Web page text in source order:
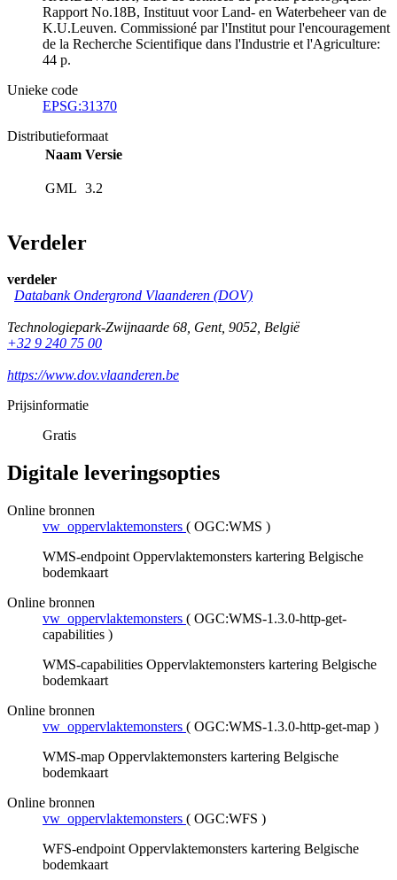
Rapport No.18B, Instituut voor Land- en Waterbeheer van de
K.U.Leuven. Commissioné par l'Institut pour l'encouragement
de la Recherche Scientifique dans l'Industrie et l'Agriculture:
44 p.
Unieke code
EPSG:31370
Distributieformaat
Naam Versie
GML 3.2
Verdeler
verdeler
Databank Ondergrond Vlaanderen (DOV)
Technologiepark-Zwijnaarde 68, Gent, 9052, België
+32 9 240 75 00
https://www.dov.vlaanderen.be
Prijsinformatie
Gratis
Digitale leveringsopties
Online bronnen
vw_oppervlaktemonsters ( OGC:WMS )
WMS-endpoint Oppervlaktemonsters kartering Belgische
bodemkaart
Online bronnen
vw_oppervlaktemonsters ( OGC:WMS-1.3.0-http-get-
capabilities )
WMS-capabilities Oppervlaktemonsters kartering Belgische
bodemkaart
Online bronnen
vw_oppervlaktemonsters ( OGC:WMS-1.3.0-http-get-map )
WMS-map Oppervlaktemonsters kartering Belgische
bodemkaart
Online bronnen
vw_oppervlaktemonsters ( OGC:WFS )
WFS-endpoint Oppervlaktemonsters kartering Belgische
bodemkaart